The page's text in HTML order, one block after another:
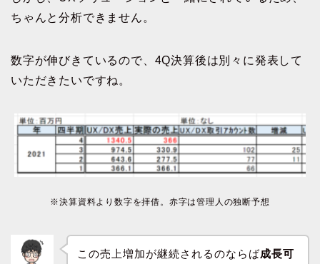
ちゃんと分析できません。
数字が伸びきているので、4Q決算後は別々に発表して
いただきたいですね。
※決算資料より数字を拝借。赤字は管理人の独断予想
この売上増加が継続されるのならば成長可